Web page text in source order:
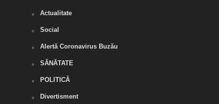
Actualitate
Social
Alertă Coronavirus Buzău
SĂNĂTATE
POLITICĂ
Divertisment